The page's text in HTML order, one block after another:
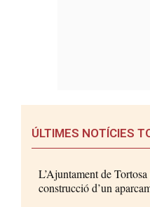
ÚLTIMES NOTÍCIES
L’Ajuntament de
construcció d’un